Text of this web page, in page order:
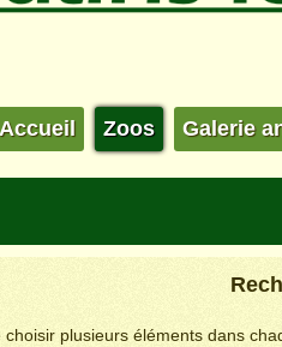
Accueil Zoos Galerie
choisir plusieurs éléments dans